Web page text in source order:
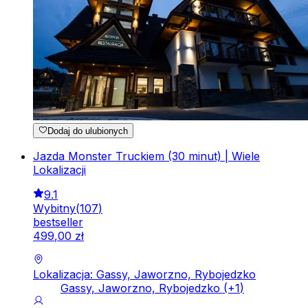
Dodaj do ulubionych
Jazda Monster Truckiem (30 minut) | Wiele
Lokalizacji
9.1
Wybitny(107)
bestseller
499,00 zł
Lokalizacja: Gassy, Jaworzno, Rybojedzko
Gassy, Jaworzno, Rybojedzko (+1)